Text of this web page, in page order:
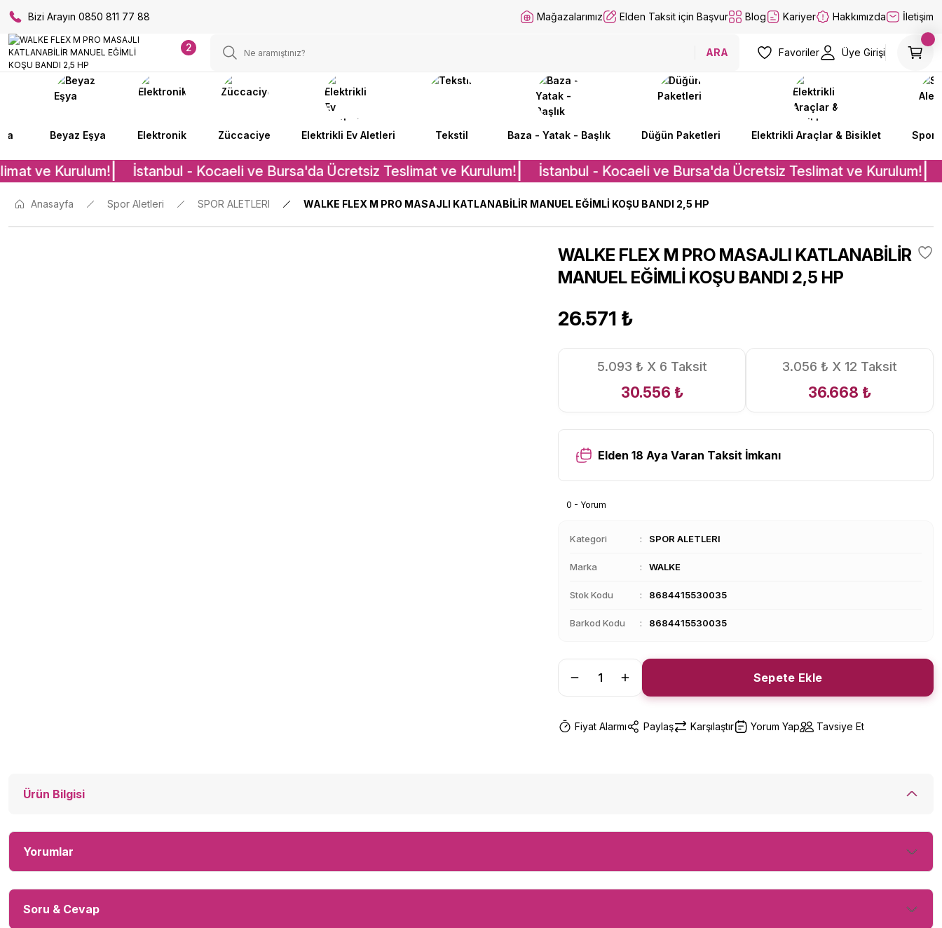
Bizi Arayın 0850 811 77 88 Mağazalarımız Elden Taksit için Başvur Blog Kariyer Hakkımızda İletişim
2 ARA Favoriler Üye Girişi
Beyaz Eşya Elektronik Züccaciye Elektrikli Ev Aletleri Tekstil Baza - Yatak - Başlık Düğün Paketleri Elektrikli Araçlar & Bisiklet Spor
ve Kurulum! İstanbul - Kocaeli ve Bursa'da Ücretsiz Teslimat ve Kurulum! İstanbul - Kocaeli ve Bursa'da Ücretsiz Teslimat ve Kurulum!
Anasayfa Spor Aletleri SPOR ALETLERI WALKE FLEX M PRO MASAJLI KATLANABİLİR MANUEL EĞİMLİ KOŞU BANDI 2,5 HP
WALKE FLEX M PRO MASAJLI KATLANABİLİR
MANUEL EĞİMLİ KOŞU BANDI 2,5 HP
26.571 ₺
5.093 ₺ X 6 Taksit
30.556 ₺
3.056 ₺ X 12 Taksit
36.668 ₺
Elden 18 Aya Varan Taksit İmkanı
0 - Yorum
Kategori SPOR ALETLERI
Marka WALKE
Stok Kodu 8684415530035
Barkod Kodu 8684415530035
Sepete Ekle
Fiyat Alarmı Paylaş Karşılaştır Yorum Yap Tavsiye Et
Ürün Bilgisi
Yorumlar
Soru & Cevap